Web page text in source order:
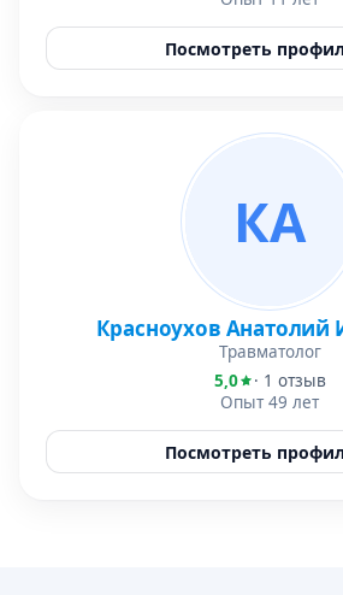
Посмотреть
КА
Красноухов Анатолий
Травматолог
5,0
· 1 отзыв
Опыт 49 лет
Посмотреть